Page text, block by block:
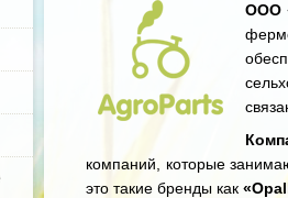
ООО
компаний, которые
это такие бренды как